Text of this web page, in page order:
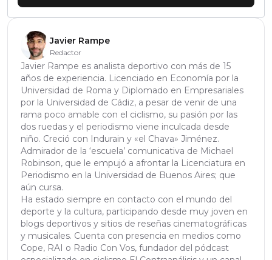
Javier Rampe
Redactor
Javier Rampe es analista deportivo con más de 15
años de experiencia. Licenciado en Economía por la
Universidad de Roma y Diplomado en Empresariales
por la Universidad de Cádiz, a pesar de venir de una
rama poco amable con el ciclismo, su pasión por las
dos ruedas y el periodismo viene inculcada desde
niño. Creció con Indurain y «el Chava» Jiménez.
Admirador de la ‘escuela’ comunicativa de Michael
Robinson, que le empujó a afrontar la Licenciatura en
Periodismo en la Universidad de Buenos Aires; que
aún cursa.
Ha estado siempre en contacto con el mundo del
deporte y la cultura, participando desde muy joven en
blogs deportivos y sitios de reseñas cinematográficas
y musicales. Cuenta con presencia en medios como
Cope, RAI o Radio Con Vos, fundador del pódcast